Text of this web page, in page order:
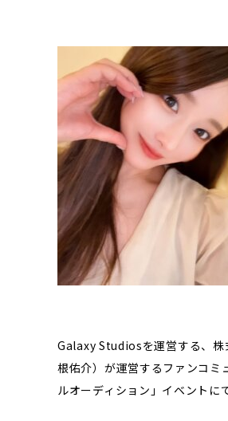
Galaxy Studiosを運営する、株
根佑介）が運営するファンコ
ルオーディション」イベントに